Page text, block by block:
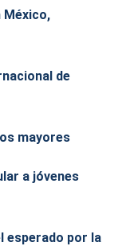
México,
de
mayores
a jóvenes
esperado por la